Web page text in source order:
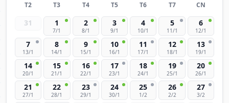
T2 T3 T4 T5 T6 T7 CN
31 1
7/1
2
8/1
3
9/1
4
10/1
5
11/1
6
12/1
7
13/1
8
14/1
9
15/1
10
16/1
11
17/1
12
18/1
13
19/1
14
20/1
15
21/1
16
22/1
17
23/1
18
24/1
19
25/1
20
26/1
21
27/1
22
28/1
23
29/1
24
30/1
25
1/2
26
2/2
27
3/2